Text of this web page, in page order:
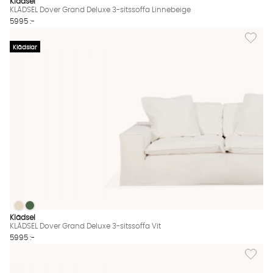
KLÄDSEL Dover Grand Deluxe 3-sitssoffa Linnebeige
5995 :-
Klädslar
Lägg
KLÄDSEL Dover Grand Deluxe 3-sitssoffa Vit Finns även i
KLÄDSEL Dover Grand Deluxe 3-sitssoffa Vit
KLÄDSEL Dover Grand Deluxe 3-sitssoffa Vit
Klädsel
KLÄDSEL Dover Grand Deluxe 3-sitssoffa Vit
5995 :-
Lägg